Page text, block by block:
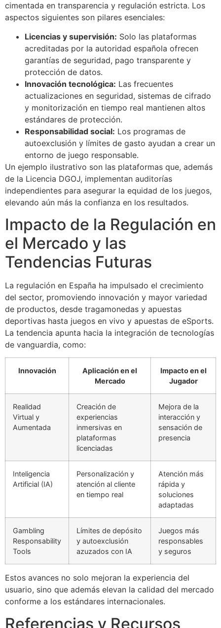
cimentada en transparencia y regulación estricta. Los
aspectos siguientes son pilares esenciales:
Licencias y supervisión: Solo las plataformas
acreditadas por la autoridad española ofrecen
garantías de seguridad, pago transparente y
protección de datos.
Innovación tecnológica: Las frecuentes
actualizaciones en seguridad, sistemas de cifrado
y monitorización en tiempo real mantienen altos
estándares de protección.
Responsabilidad social: Los programas de
autoexclusión y límites de gasto ayudan a crear un
entorno de juego responsable.
Un ejemplo ilustrativo son las plataformas que, además
de la Licencia DGOJ, implementan auditorías
independientes para asegurar la equidad de los juegos,
elevando aún más la confianza en los resultados.
Impacto de la Regulación en
el Mercado y las
Tendencias Futuras
La regulación en España ha impulsado el crecimiento
del sector, promoviendo innovación y mayor variedad
de productos, desde tragamonedas y apuestas
deportivas hasta juegos en vivo y apuestas de eSports.
La tendencia apunta hacia la integración de tecnologías
de vanguardia, como:
Innovación
Aplicación en el
Mercado
Impacto en el
Jugador
Realidad
Virtual y
Aumentada
Creación de
experiencias
inmersivas en
plataformas
licenciadas
Mejora de la
interacción y
sensación de
presencia
Inteligencia
Artificial (IA)
Personalización y
atención al cliente
en tiempo real
Atención más
rápida y
soluciones
adaptadas
Gambling
Responsability
Tools
Límites de depósito
y autoexclusión
azuzados con IA
Juegos más
responsables
y seguros
Estos avances no solo mejoran la experiencia del
usuario, sino que además elevan la calidad del mercado
conforme a los estándares internacionales.
Referencias y Recursos